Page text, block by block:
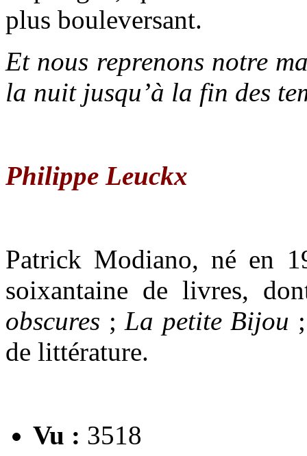
plus bouleversant.
Et nous reprenons notre
la nuit jusqu’à la fin des
Philippe Leuckx
Patrick Modiano, né en
soixantaine de livres,
obscures ; La petite Bijou
de littérature.
Vu : 3518